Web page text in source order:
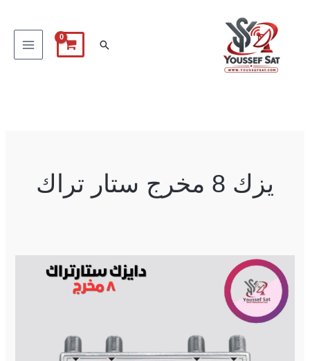
البحث
يزك 8 مخرج ستار تراك
دايزك
مخرج
ستار